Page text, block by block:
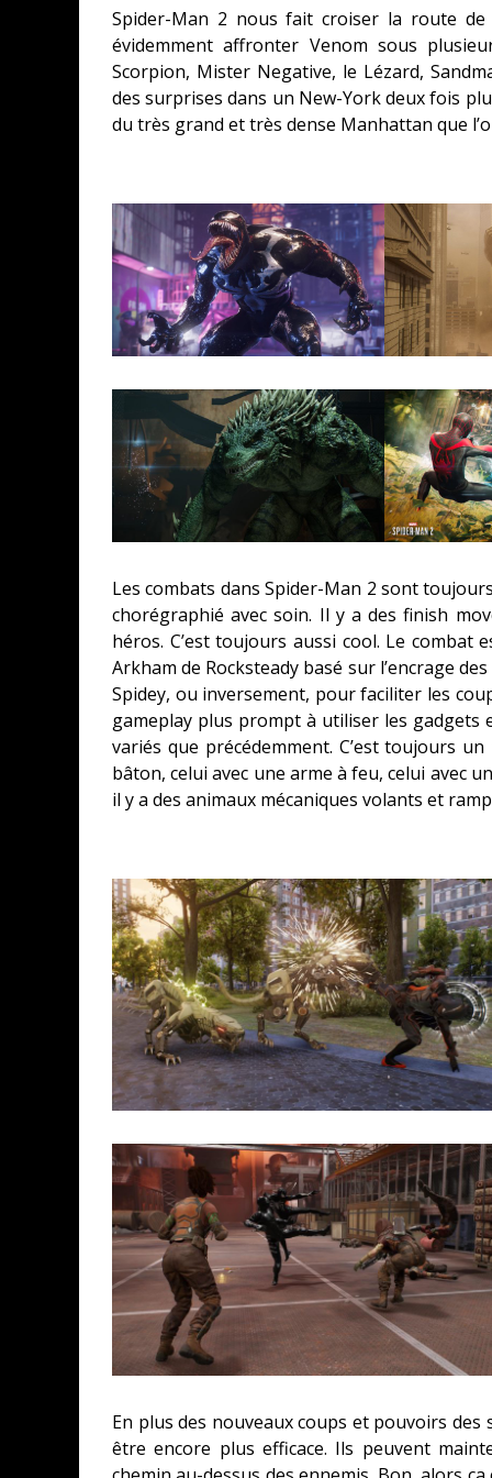
Spider-Man 2 nous fait croiser la route
évidemment affronter Venom sous
Scorpion, Mister Negative, le Lézard,
des surprises dans un New-York deux fois
du très grand et très dense Manhattan que
Les combats dans Spider-Man 2 sont
chorégraphié avec soin. Il y a des finish
héros. C’est toujours aussi cool. Le
Arkham de Rocksteady basé sur l’encrage
Spidey, ou inversement, pour faciliter les
gameplay plus prompt à utiliser les gadgets
variés que précédemment. C’est toujours
bâton, celui avec une arme à feu, celui avec
il y a des animaux mécaniques volants et
En plus des nouveaux coups et pouvoirs
être encore plus efficace. Ils peuvent